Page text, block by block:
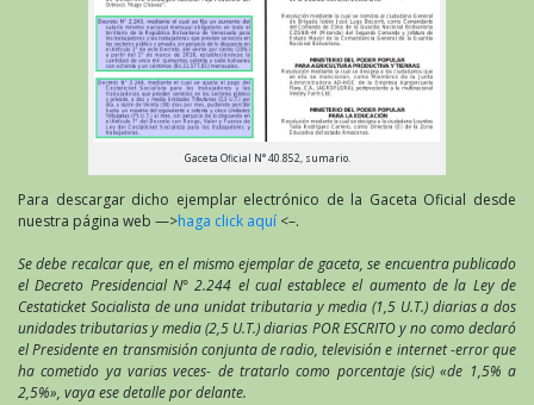
Gaceta Oficial N° 40.852, sumario.
Para descargar dicho ejemplar electrónico de la Gaceta Oficial desde
nuestra página web —>haga click aquí <–.
Se debe recalcar que, en el mismo ejemplar de gaceta, se encuentra publicado
el Decreto Presidencial N° 2.244 el cual establece el aumento de la Ley de
Cestaticket Socialista de una unidat tributaria y media (1,5 U.T.) diarias a dos
unidades tributarias y media (2,5 U.T.) diarias POR ESCRITO y no como declaró
el Presidente en transmisión conjunta de radio, televisión e internet -error que
ha cometido ya varias veces- de tratarlo como porcentaje (sic) «de 1,5% a
2,5%», vaya ese detalle por delante.